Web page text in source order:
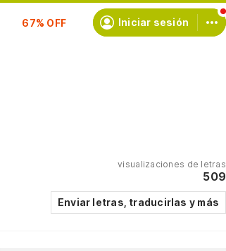
Suscríbete Iniciar sesión
visualizaciones de letras
509
Enviar letras, traducirlas y más